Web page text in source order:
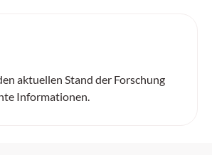
aktuellen Stand der Forschung
Informationen.